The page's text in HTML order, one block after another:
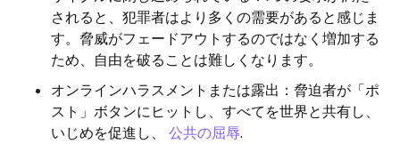
されると、犯罪者はより多くの需要があると感じま
す。脅威がフェードアウトするのではなく増加する
ため、自由を破ることは難しくなります。
オンラインハラスメントまたは露出：脅迫者が「ポ
スト」ボタンにヒットし、すべてを世界と共有し、
いじめを促進し、 公共の屈辱.